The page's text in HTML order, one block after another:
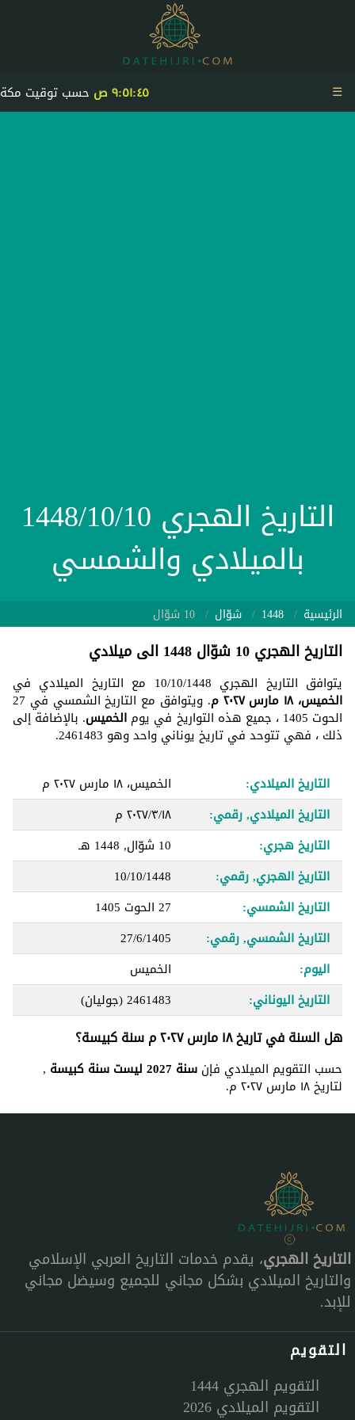
٩:٥١:٤٥ ص حسب توقيت مكة ☰
التاريخ الهجري 1448/10/10
بالميلادي والشمسي
الرئيسية 1448 شوّال 10 شوّال
التاريخ الهجري 10 شوّال 1448 الى ميلادي
يتوافق التاريخ الهجري 10/10/1448 مع التاريخ الميلادي في
الخميس، ١٨ مارس ٢٠٢٧ م . ويتوافق مع التاريخ الشمسي في 27
الحوت 1405 ، جميع هذه التواريخ في يوم الخميس. بالإضافة إلى
ذلك ، فهي تتوحد في تاريخ يوناني واحد وهو 2461483.
التاريخ الميلادي:
الخميس، ١٨ مارس ٢٠٢٧ م
التاريخ الميلادي, رقمي:
١٨‏/٣‏/٢٠٢٧ م
التاريخ هجري:
10 شوّال, 1448 هـ
التاريخ الهجري, رقمي:
10/10/1448
التاريخ الشمسي:
27 الحوت 1405
التاريخ الشمسي, رقمي:
27/6/1405
اليوم:
الخميس
التاريخ اليوناني:
2461483(جوليان)
هل السنة في تاريخ ١٨ مارس ٢٠٢٧ م سنة كبيسة؟
حسب التقويم الميلادي فإن سنة 2027 ليست سنة كبيسة ,
لتاريخ ١٨ مارس ٢٠٢٧ م.
التاريخ الهجري، يقدم خدمات التاريخ العربي الإسلامي
والتاريخ الميلادي بشكل مجاني للجميع وسيضل مجاني
للإبد.
التقويم
التقويم الهجري 1444
التقويم الميلادي 2026